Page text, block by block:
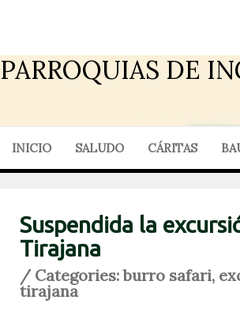
PARROQUIAS DE
INICIO SALUDO CÁRITAS
Suspendida la
Tirajana
/ Categories:burro safari,
tirajana